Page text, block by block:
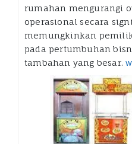
rumahan mengurangi
operasional secara
memungkinkan
pada pertumbuhan
tambahan yang besar.